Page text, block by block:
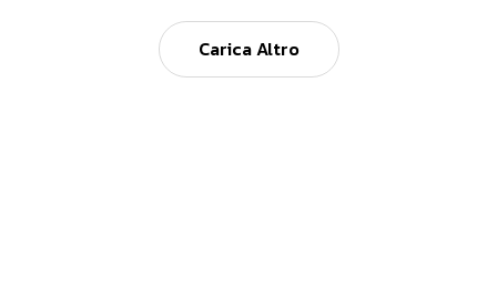
Carica Altro